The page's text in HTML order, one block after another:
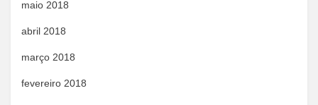
maio 2018
abril 2018
março 2018
fevereiro 2018